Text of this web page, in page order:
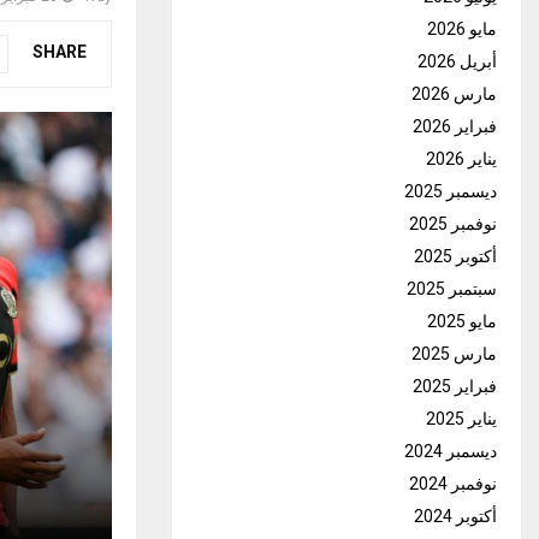
SHARE
مايو 2026
أبريل 2026
مارس 2026
فبراير 2026
يناير 2026
ديسمبر 2025
نوفمبر 2025
أكتوبر 2025
سبتمبر 2025
مايو 2025
مارس 2025
فبراير 2025
يناير 2025
ديسمبر 2024
نوفمبر 2024
أكتوبر 2024